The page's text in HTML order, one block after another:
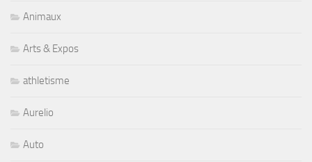
Animaux
Arts & Expos
athletisme
Aurelio
Auto